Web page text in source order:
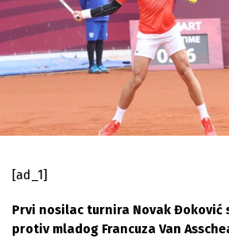
[ad_1]
Prvi nosilac turnira Novak Đoković
protiv mladog Francuza Van